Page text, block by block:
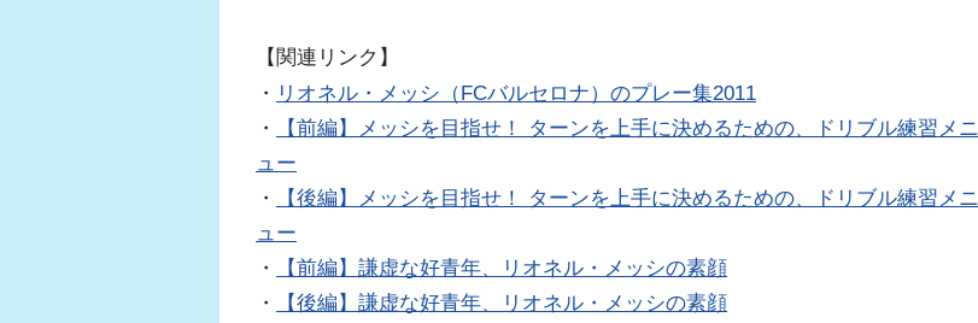
【関連リンク】
・ リオネル・メッシ（FCバルセロナ）のプレー集2011
・
【前編】メッシを目指せ！ ターンを上手に決めるための、ドリブル練習メニ
ュー
・
【後編】メッシを目指せ！ ターンを上手に決めるための、ドリブル練習メニ
ュー
・
【前編】謙虚な好青年、リオネル・メッシの素顔
・
【後編】謙虚な好青年、リオネル・メッシの素顔